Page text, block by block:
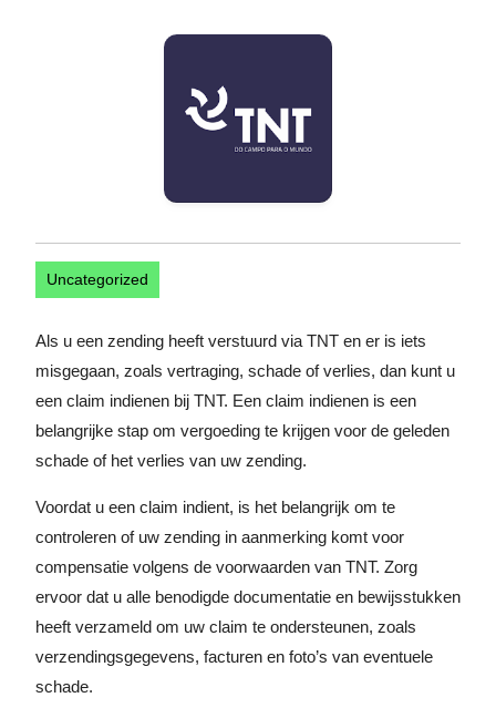
Uncategorized
Als u een zending heeft verstuurd via TNT en er is iets
misgegaan, zoals vertraging, schade of verlies, dan kunt u
een claim indienen bij TNT. Een claim indienen is een
belangrijke stap om vergoeding te krijgen voor de geleden
schade of het verlies van uw zending.
Voordat u een claim indient, is het belangrijk om te
controleren of uw zending in aanmerking komt voor
compensatie volgens de voorwaarden van TNT. Zorg
ervoor dat u alle benodigde documentatie en bewijsstukken
heeft verzameld om uw claim te ondersteunen, zoals
verzendingsgegevens, facturen en foto’s van eventuele
schade.